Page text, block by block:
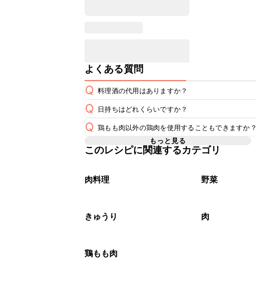
よくある質問
Q 料理酒の代用はありますか？
A
Q 日持ちはどれくらいですか？
保存期間は冷蔵で当日中が目安です。なるべくお
※日持ちは目安です。こちら
Q 鶏もも肉以外の鶏肉を使用することもできますか？
A
もっと見る
このレシピに関連するカテゴリ
肉料理 野菜
きゅうり 肉
鶏もも肉